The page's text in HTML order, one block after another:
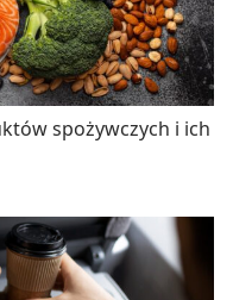
spożywczych i ich